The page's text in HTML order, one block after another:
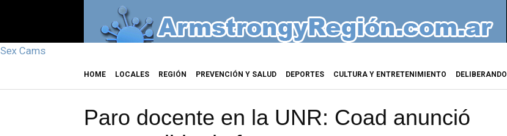
Sex Cams
HOME LOCALES REGIÓN PREVENCIÓN Y SALUD DEPORTES CULTURA Y ENTRETENIMIENTO DELIBERANDO
Paro docente en la UNR: Coad anunció